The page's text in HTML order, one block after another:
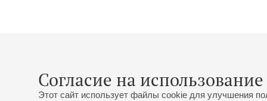
Согласие на
Этот сайт использует файлы cookie для улучшения